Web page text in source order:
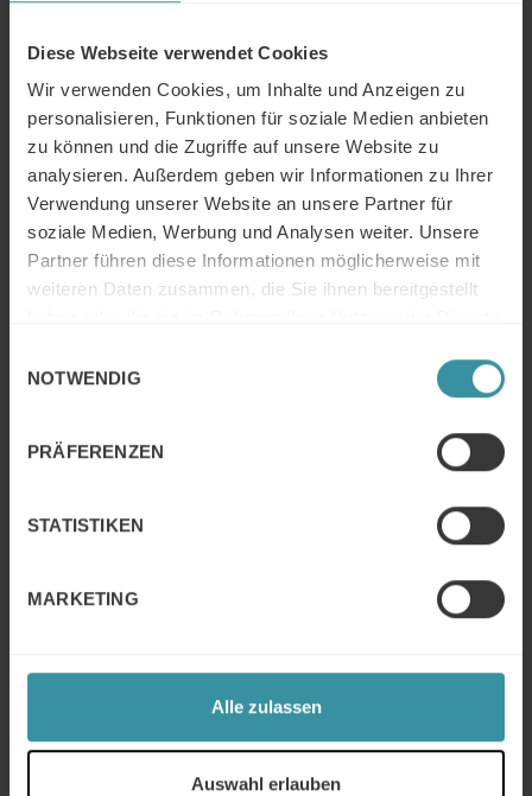
Diese Webseite verwendet Cookies
Wir verwenden Cookies, um Inhalte und Anzeigen zu
personalisieren, Funktionen für soziale Medien anbieten
zu können und die Zugriffe auf unsere Website zu
analysieren. Außerdem geben wir Informationen zu Ihrer
Verwendung unserer Website an unsere Partner für
soziale Medien, Werbung und Analysen weiter. Unsere
Partner führen diese Informationen möglicherweise mit
weiteren Daten zusammen, die Sie ihnen bereitgestellt
NOTWENDIG
PRÄFERENZEN
STATISTIKEN
MARKETING
Alle zulassen
Auswahl erlauben
4MAT ist ein erprobtes und wissenschaftlich
McCarthy (President & CEO of About Learning)
entwickelt wurde.
4MAT liefert die Grundlage zum Verständnis von
Lernprozessen.
4MAT vereinigt die Struktur von vier unterschiedlichen
Lerntypen mit dem Hemisphären-Modell eines
zweiseitig dimensionierten Gehirns für eine höchst
überprüfte pädagogische Methode zur Planung und
Durchführung von Workshop- und
4MAT ermöglicht durch die Berücksichtigung